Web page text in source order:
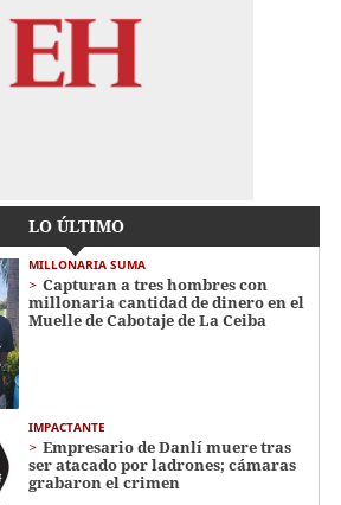
LO ÚLTIMO
MILLONARIA SUMA
Capturan a tres hombres con
millonaria cantidad de dinero en el
Muelle de Cabotaje de La Ceiba
IMPACTANTE
Empresario de Danlí muere tras
ser atacado por ladrones; cámaras
grabaron el crimen